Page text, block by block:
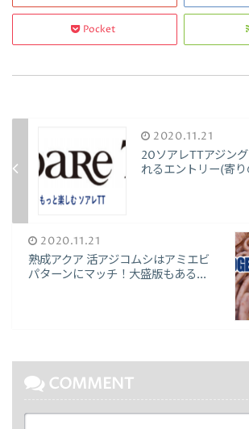
Pocket
2020.11.21
20ソアレTTアジン
れるエントリー(寄
2020.11.21
熟成アクア 活アジコムシはアミエビ
パターンにマッチ！大盛版もある...
COMMENT